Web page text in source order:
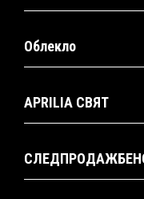
Облекло
APRILIA СВЯТ